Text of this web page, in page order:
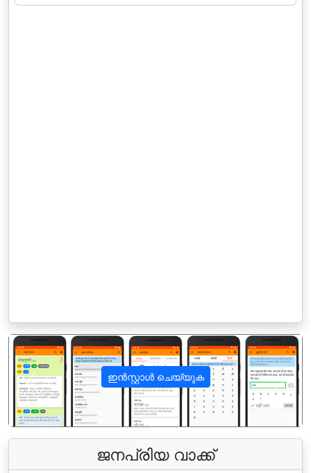
ഇൻസ്റ്റാൾ ചെയ്യുക
पिछला अगला
ജനപ്രിയ വാക്ക്